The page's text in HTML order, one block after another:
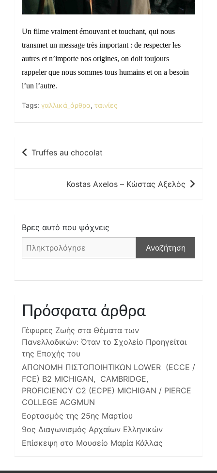
Un filme vraiment émouvant et touchant, qui nous
transmet un message très important : de respecter les
autres et n’importe nos origines, on doit toujours
rappeler que nous sommes tous humains et on a besoin
l’un l’autre.
Tags: γαλλικά_άρθρα, ταινίες
Πλοήγηση
άρθρων
Truffes au chocolat
Kostas Axelos – Κώστας Αξελός
Βρες αυτό που ψάχνεις
Αναζήτηση
Πρόσφατα άρθρα
Γέφυρες Ζωής στα Θέματα των
Πανελλαδικών: Όταν το Σχολείο Προηγείται
της Εποχής του
ΑΠΟΝΟΜΗ ΠΙΣΤΟΠΟΙΗΤΙΚΩΝ LOWER (ECCE /
FCE) B2 MICHIGAN, CAMBRIDGE,
PROFICIENCY C2 (ECPE) MICHIGAN / PIERCE
COLLEGE ACGMUN
Εορτασμός της 25ης Μαρτίου
9ος Διαγωνισμός Αρχαίων Ελληνικών
Επίσκεψη στο Μουσείο Μαρία Κάλλας